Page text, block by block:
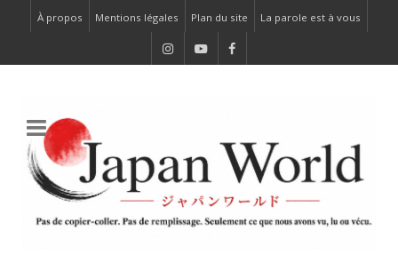
À propos Mentions légales Plan du site La parole est à vous